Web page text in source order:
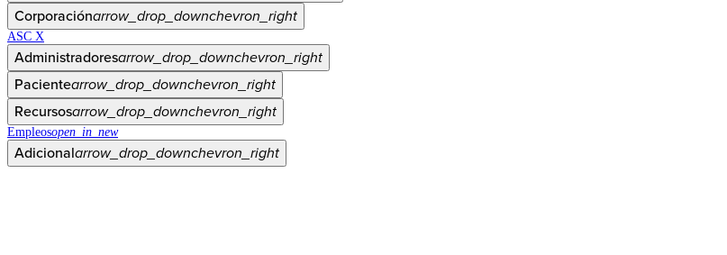
Corporaciónarrow_drop_downchevron_right
ASC X
Administradoresarrow_drop_downchevron_right
Pacientearrow_drop_downchevron_right
Recursosarrow_drop_downchevron_right
Empleosopen_in_new
Adicionalarrow_drop_downchevron_right